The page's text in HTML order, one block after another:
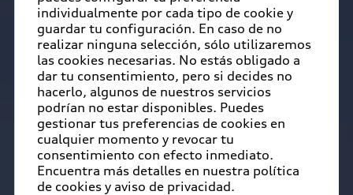
individualmente por cada tipo de cookie y
guardar tu configuración. En caso de no
realizar ninguna selección, sólo utilizaremos
las cookies necesarias. No estás obligado a
dar tu consentimiento, pero si decides no
hacerlo, algunos de nuestros servicios
podrían no estar disponibles. Puedes
gestionar tus preferencias de cookies en
cualquier momento y revocar tu
consentimiento con efecto inmediato.
Encuentra más detalles en nuestra política
de cookies y aviso de privacidad.